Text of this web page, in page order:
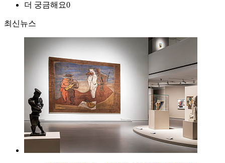
더 궁금해요0
최신뉴스